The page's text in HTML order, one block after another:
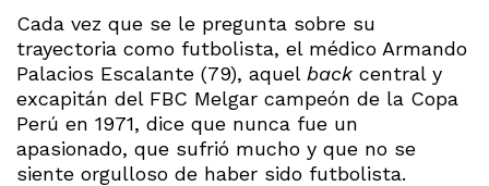
Cada vez que se le pregunta sobre su
trayectoria como futbolista, el médico Armando
Palacios Escalante (79), aquel back central y
excapitán del FBC Melgar campeón de la Copa
Perú en 1971, dice que nunca fue un
apasionado, que sufrió mucho y que no se
siente orgulloso de haber sido futbolista.